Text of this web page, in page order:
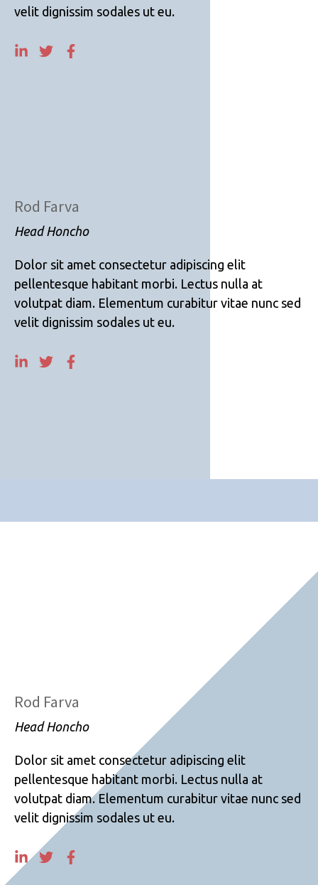
velit dignissim sodales ut eu.
Rod Farva
Head Honcho
Dolor sit amet consectetur adipiscing elit
pellentesque habitant morbi. Lectus nulla at
volutpat diam. Elementum curabitur vitae nunc sed
velit dignissim sodales ut eu.
Rod Farva
Head Honcho
Dolor sit amet consectetur adipiscing elit
pellentesque habitant morbi. Lectus nulla at
volutpat diam. Elementum curabitur vitae nunc sed
velit dignissim sodales ut eu.